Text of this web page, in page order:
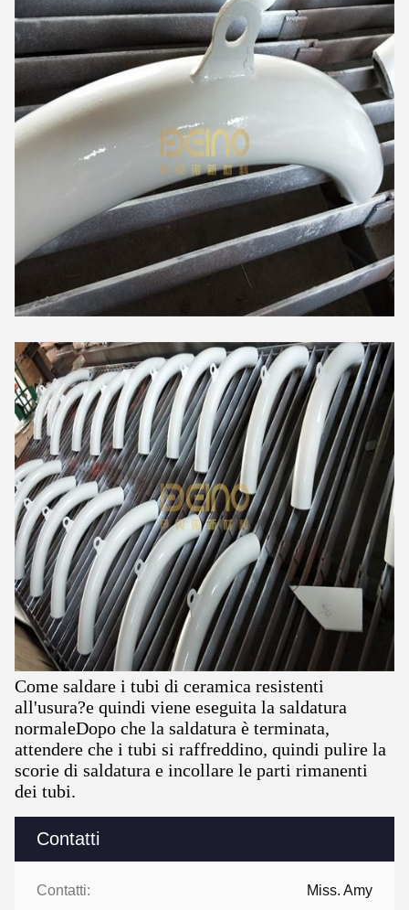
Contatti
Contatti: Miss. Amy
Come saldare i tubi di ceramica resistenti
all'usura?e quindi viene eseguita la saldatura
normaleDopo che la saldatura è terminata,
attendere che i tubi si raffreddino, quindi pulire la
scorie di saldatura e incollare le parti rimanenti
dei tubi.